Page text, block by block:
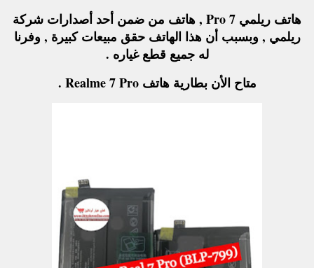
هاتف ريلمي 7 Pro , هاتف من ضمن أحد أصدارات شركة
ريلمي , وبسبب أن هذا الهاتف حقق مبيعات كبيرة , وفرنا
له جميع قطع غياره .
متاح الأن بطارية هاتف Realme 7 Pro .